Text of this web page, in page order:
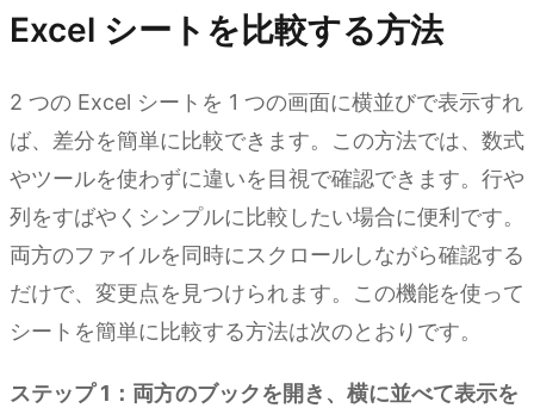
Excel シートを比較する方法
2 つの Excel シートを 1 つの画面に横並びで表示すれ
ば、差分を簡単に比較できます。この方法では、数式
やツールを使わずに違いを目視で確認できます。行や
列をすばやくシンプルに比較したい場合に便利です。
両方のファイルを同時にスクロールしながら確認する
だけで、変更点を見つけられます。この機能を使って
シートを簡単に比較する方法は次のとおりです。
ステップ 1：両方のブックを開き、横に並べて表示を